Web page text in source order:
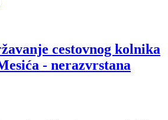
cestovnog kolnika
- nerazvrstana